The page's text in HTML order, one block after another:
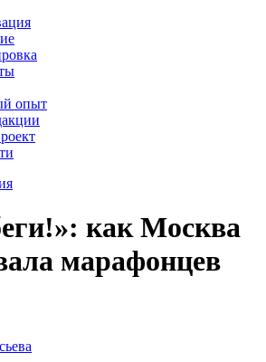
опыт
как Москва
марафонцев